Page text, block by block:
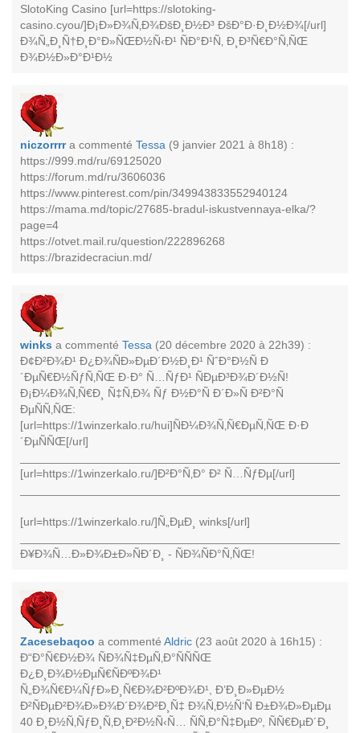
SlotoKing Casino [url=https://slotoking-
casino.cyou/]Ð¡Ð»Ð¾Ñ‚Ð¾ÐšÐ¸Ð½Ð³ ÐšÐ°Ð·Ð¸Ð½Ð¾[/url]
Ð¾Ñ„Ð¸Ñ†Ð¸Ð°Ð»ÑŒÐ½Ñ‹Ð¹ ÑÐ°Ð¹Ñ‚ Ð¸Ð³Ñ€Ð°Ñ‚ÑŒ
Ð¾Ð½Ð»Ð°Ð¹Ð½
niczorrrra commenté Tessa (9 janvier 2021 à 8h18) :
https://999.md/ru/69125020
https://forum.md/ru/3606036
https://www.pinterest.com/pin/349943833552940124
https://mama.md/topic/27685-bradul-iskustvennaya-elka/?
page=4
https://otvet.mail.ru/question/222896268
https://brazidecraciun.md/
winks a commenté Tessa (20 décembre 2020 à 22h39) :
Ð¢Ð²Ð¾Ð¹ Ð¿Ð¾ÑÐ»ÐµÐ´Ð½Ð¸Ð¹ ÑˆÐ°Ð½Ñ Ð
´ÐµÑ€Ð½ÑƒÑ‚ÑŒ Ð·Ð° Ñ…ÑƒÐ¹ ÑÐµÐ³Ð¾Ð´Ð½Ñ!
Ð¡Ð¼Ð¾Ñ‚Ñ€Ð¸ Ñ‡Ñ‚Ð¾ Ñƒ Ð½Ð°Ñ Ð´Ð»Ñ Ð²Ð°Ñ
ÐµÑÑ‚ÑŒ:
[url=https://1winzerkalo.ru/hui]ÑÐ¼Ð¾Ñ‚Ñ€ÐµÑ‚ÑŒ Ð·Ð
´ÐµÑÑŒ[/url]
[url=https://1winzerkalo.ru/]Ð²Ð°Ñ‚Ð° Ð² Ñ…ÑƒÐµ[/url]
[url=https://1winzerkalo.ru/]Ñ„ÐµÐ¸ winks[/url]
Ð¥Ð¾Ñ…Ð»Ð¾Ð±Ð»ÑÐ´Ð¸ - ÑÐ¾ÑÐ°Ñ‚ÑŒ!
Zacesebaqoo a commenté Aldric (23 août 2020 à 16h15) :
Ð“Ð°Ñ€Ð½Ð¾ ÑÐ¾Ñ‡ÐµÑ‚Ð°ÑÑÑŒ
Ð¿Ð¸Ð¾Ð½ÐµÑ€ÑÐºÐ¾Ð¹
Ñ„Ð¾Ñ€Ð¼ÑƒÐ»Ð¸Ñ€Ð¾Ð²ÐºÐ¾Ð¹, Ð’Ð¸Ð»ÐµÐ½
Ð²ÑÐµÐ²Ð¾Ð»Ð¾Ð´Ð¾Ð²Ð¸Ñ‡ Ð¾Ñ‚Ð½Ñ‘Ñ Ð±Ð¾Ð»ÐµÐµ
40 Ð¸Ð½Ñ‚ÑƒÐ¸Ñ‚Ð¸Ð²Ð½Ñ‹Ñ… ÑÑ‚Ð°Ñ‡ÐµÐº, ÑÑ€ÐµÐ´Ð¸